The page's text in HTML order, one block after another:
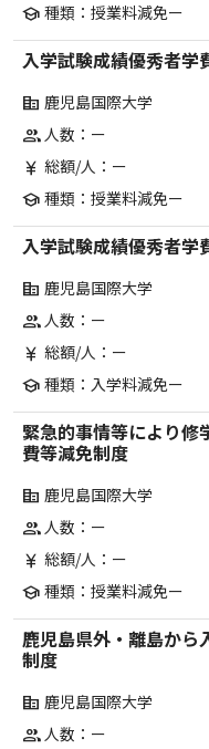
school 種類：授業料減免ー
入学試験成績優秀者学
corporate_fare 鹿児島国際大学
group人数：ー
currency_yen 総額/人：ー
school 種類：授業料減免ー
入学試験成績優秀者学
corporate_fare 鹿児島国際大学
group人数：ー
currency_yen 総額/人：ー
school 種類：入学料減免ー
緊急的事情等により修
費等減免制度
corporate_fare 鹿児島国際大学
group人数：ー
currency_yen 総額/人：ー
school 種類：授業料減免ー
鹿児島県外・離島から
制度
corporate_fare 鹿児島国際大学
group人数：ー